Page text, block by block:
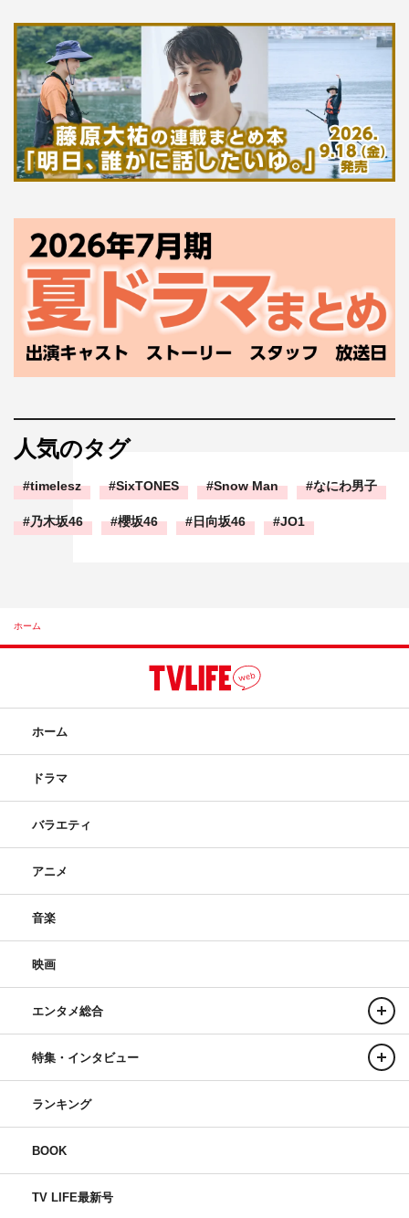
人気のタグ
timelesz SixTONES Snow Man なにわ男子
乃木坂46 櫻坂46 日向坂46 JO1
ホーム
ホーム
ドラマ
バラエティ
アニメ
音楽
映画
エンタメ総合
特集・インタビュー
ランキング
BOOK
TV LIFE最新号